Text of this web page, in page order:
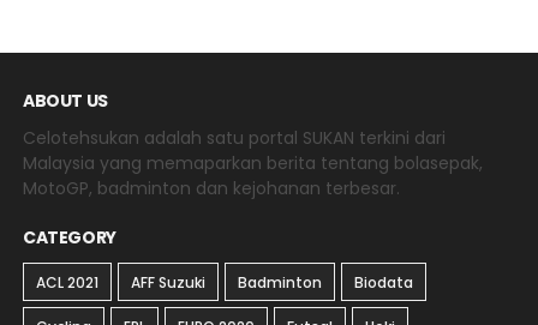
ABOUT US
Celotehsukan adalah satu portal SUKAN terkini dari
Malaysia yang memaparkan berita tentang bolasepak,
MotoGP, badminton dan kejohanan terbesar.
CATEGORY
ACL 2021 AFF Suzuki Badminton Biodata